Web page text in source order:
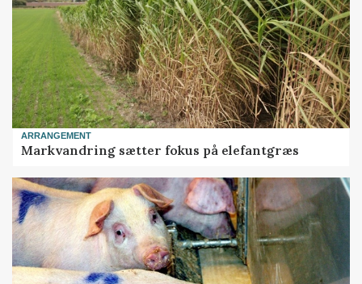
ARRANGEMENT
Markvandring sætter fokus på elefantgræs